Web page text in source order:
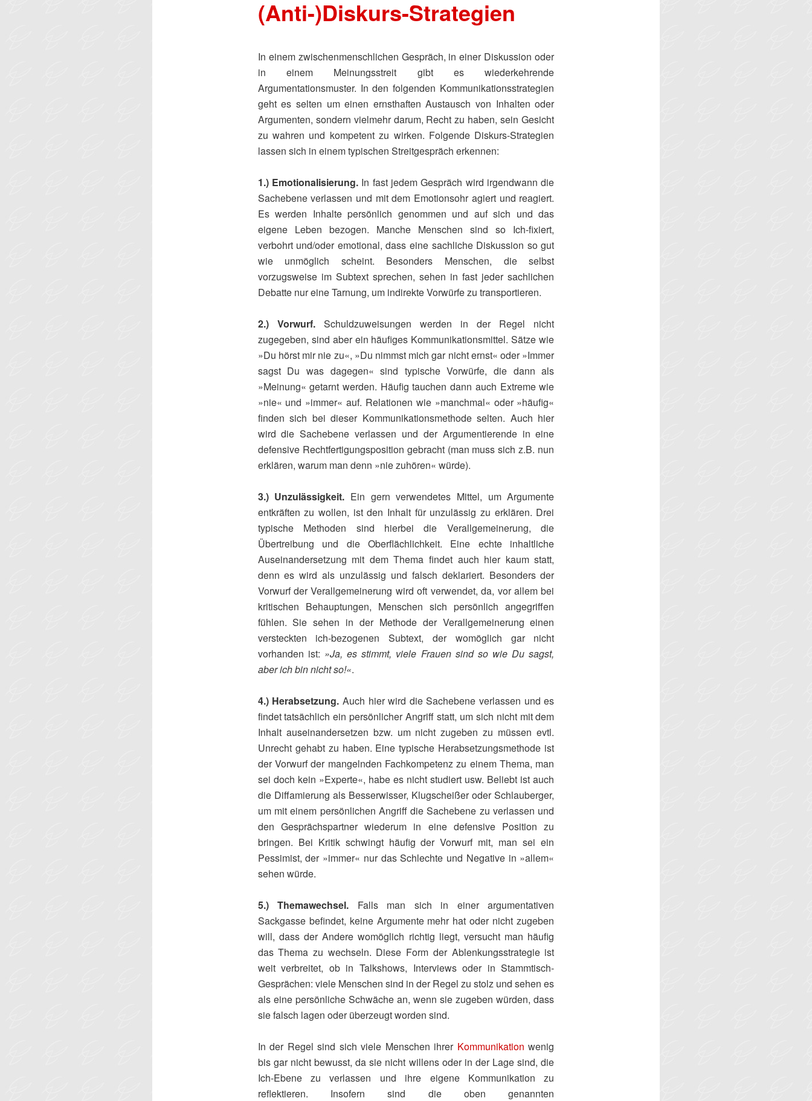
(Anti-)Diskurs-Strategien
In einem zwischenmenschlichen Gespräch, in einer Diskussion oder
in einem Meinungsstreit gibt es wiederkehrende
Argumentationsmuster. In den folgenden Kommunikationsstrategien
geht es selten um einen ernsthaften Austausch von Inhalten oder
Argumenten, sondern vielmehr darum, Recht zu haben, sein Gesicht
zu wahren und kompetent zu wirken. Folgende Diskurs-Strategien
lassen sich in einem typischen Streitgespräch erkennen:
1.) Emotionalisierung.In fast jedem Gespräch wird irgendwann die
Sachebene verlassen und mit dem Emotionsohr agiert und reagiert.
Es werden Inhalte persönlich genommen und auf sich und das
eigene Leben bezogen. Manche Menschen sind so Ich-fixiert,
verbohrt und/oder emotional, dass eine sachliche Diskussion so gut
wie unmöglich scheint. Besonders Menschen, die selbst
vorzugsweise im Subtext sprechen, sehen in fast jeder sachlichen
Debatte nur eine Tarnung, um indirekte Vorwürfe zu transportieren.
2.) Vorwurf.Schuldzuweisungen werden in der Regel nicht
zugegeben, sind aber ein häufiges Kommunikationsmittel. Sätze wie
»Du hörst mir nie zu«, »Du nimmst mich gar nicht ernst« oder »Immer
sagst Du was dagegen« sind typische Vorwürfe, die dann als
»Meinung« getarnt werden. Häufig tauchen dann auch Extreme wie
»nie« und »immer« auf. Relationen wie »manchmal« oder »häufig«
finden sich bei dieser Kommunikationsmethode selten. Auch hier
wird die Sachebene verlassen und der Argumentierende in eine
defensive Rechtfertigungsposition gebracht (man muss sich z.B. nun
erklären, warum man denn »nie zuhören« würde).
3.) Unzulässigkeit. Ein gern verwendetes Mittel, um Argumente
entkräften zu wollen, ist den Inhalt für unzulässig zu erklären. Drei
typische Methoden sind hierbei die Verallgemeinerung, die
Übertreibung und die Oberflächlichkeit. Eine echte inhaltliche
Auseinandersetzung mit dem Thema findet auch hier kaum statt,
denn es wird als unzulässig und falsch deklariert. Besonders der
Vorwurf der Verallgemeinerung wird oft verwendet, da, vor allem bei
kritischen Behauptungen, Menschen sich persönlich angegriffen
fühlen. Sie sehen in der Methode der Verallgemeinerung einen
versteckten ich-bezogenen Subtext, der womöglich gar nicht
vorhanden ist: »Ja, es stimmt, viele Frauen sind so wie Du sagst,
aber ich bin nicht so!«.
4.) Herabsetzung. Auch hier wird die Sachebene verlassen und es
findet tatsächlich ein persönlicher Angriff statt, um sich nicht mit dem
Inhalt auseinandersetzen bzw. um nicht zugeben zu müssen evtl.
Unrecht gehabt zu haben. Eine typische Herabsetzungsmethode ist
der Vorwurf der mangelnden Fachkompetenz zu einem Thema, man
sei doch kein »Experte«, habe es nicht studiert usw. Beliebt ist auch
die Diffamierung als Besserwisser, Klugscheißer oder Schlauberger,
um mit einem persönlichen Angriff die Sachebene zu verlassen und
den Gesprächspartner wiederum in eine defensive Position zu
bringen. Bei Kritik schwingt häufig der Vorwurf mit, man sei ein
Pessimist, der »immer« nur das Schlechte und Negative in »allem«
sehen würde.
5.)Themawechsel. Falls man sich in einer argumentativen
Sackgasse befindet, keine Argumente mehr hat oder nicht zugeben
will, dass der Andere womöglich richtig liegt, versucht man häufig
das Thema zu wechseln. Diese Form der Ablenkungsstrategie ist
weit verbreitet, ob in Talkshows, Interviews oder in Stammtisch-
Gesprächen: viele Menschen sind in der Regel zu stolz und sehen es
als eine persönliche Schwäche an, wenn sie zugeben würden, dass
sie falsch lagen oder überzeugt worden sind.
In der Regel sind sich viele Menschen ihrer Kommunikation wenig
bis gar nicht bewusst, da sie nicht willens oder in der Lage sind, die
Ich-Ebene zu verlassen und ihre eigene Kommunikation zu
reflektieren. Insofern sind die oben genannten